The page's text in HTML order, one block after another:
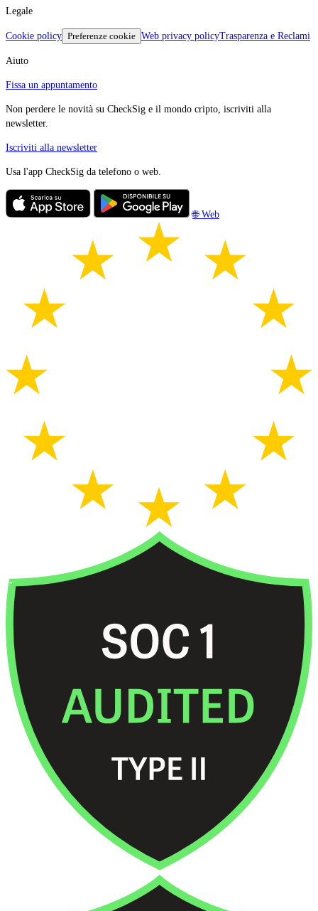
Legale
Cookie policy Preferenze cookie Web privacy policyTrasparenza e Reclami
Aiuto
Fissa un appuntamento
Non perdere le novità su CheckSig e il mondo cripto, iscriviti alla
newsletter.
Iscriviti alla newsletter
Usa l'app CheckSig da telefono o web.
🌐 Web